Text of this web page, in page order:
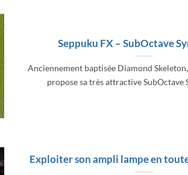
Seppuku FX – SubOctave
Anciennement baptisée Diamond
propose sa très attractive SubOctave
Exploiter son ampli lampe en